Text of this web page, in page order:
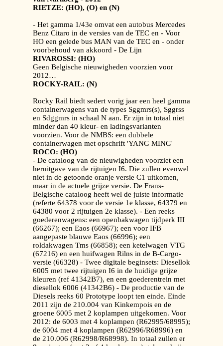
RIETZE: (HO), (O) en (N)
- Het gamma 1/43e omvat een autobus Mercedes
Benz Citaro in de versies van de TEC en - Voor
HO een gelede bus MAN van de TEC en - onder
voorbehoud van akkoord - De Lijn
RIVAROSSI: (HO)
Geen Belgische nieuwigheden voorzien voor
2012…
ROCKY-RAIL: (N)
Rocky Rail biedt sedert vorig jaar een heel gamma
containerwagens van de types Sggmrs(s), Sggrss
en Sdggmrs in schaal N aan. Er zijn in totaal niet
minder dan 40 kleur- en ladingsvarianten
voorzien. Voor de NMBS: een dubbele
containerwagen met opschrift 'YANG MING'
ROCO: (HO)
- De cataloog van de nieuwigheden voorziet een
heruitgave van de rijtuigen I6. Die zullen evenwel
niet in de getoonde oranje versie C1 uitkomen,
maar in de actuele grijze versie. De Frans-
Belgische cataloog heeft wel de juiste informatie
(referte 64378 voor de versie 1e klasse, 64379 en
64380 voor 2 rijtuigen 2e klasse). - Een reeks
goederenwagens: een openbakwagen tijdperk III
(66267); een Eaos (66967); een voor IFB
aangepaste blauwe Eaos (66996); een
roldakwagen Tms (66858); een ketelwagen VTG
(67216) en een huifwagen Rilns in de B-Cargo-
versie (66328) - Twee digitale beginsets: Diesellok
6005 met twee rijtuigen I6 in de huidige grijze
kleuren (ref 41342B7), en een goederentrein met
diesellok 6006 (41342B6) - De productie van de
Diesels reeks 60 Prototype loopt ten einde. Einde
2011 zijn de 210.004 van Kinkempois en de
groene 6005 met 2 koplampen uitgekomen. Voor
2012: de 6003 met 4 koplampen (R62995/68995);
de 6004 met 4 koplampen (R62996/R68996) en
de 210.006 (R62998/R68998). In totaal zullen er